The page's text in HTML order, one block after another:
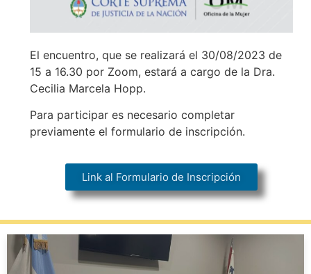
El encuentro, que se realizará el 30/08/2023 de
15 a 16.30 por Zoom, estará a cargo de la Dra.
Cecilia Marcela Hopp.
Para participar es necesario completar
previamente el formulario de inscripción.
Link al Formulario de Inscripción